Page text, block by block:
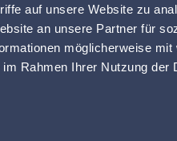
auf unsere Website zu
an unsere Partner für
möglicherweise
Rahmen Ihrer Nutzung der
KONTAKT